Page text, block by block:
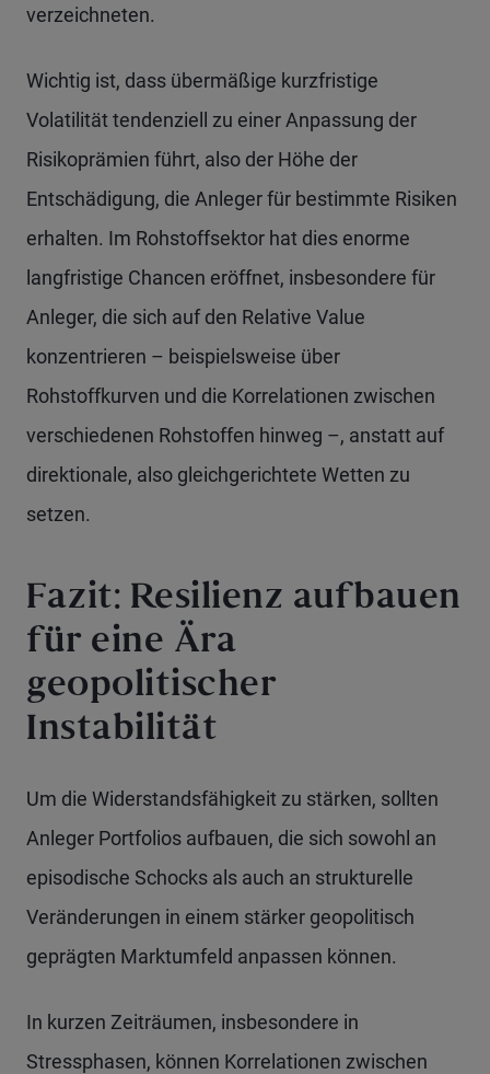
verzeichneten.
Wichtig ist, dass übermäßige kurzfristige
Volatilität tendenziell zu einer Anpassung der
Risikoprämien führt, also der Höhe der
Entschädigung, die Anleger für bestimmte Risiken
erhalten. Im Rohstoffsektor hat dies enorme
langfristige Chancen eröffnet, insbesondere für
Anleger, die sich auf den Relative Value
konzentrieren – beispielsweise über
Rohstoffkurven und die Korrelationen zwischen
verschiedenen Rohstoffen hinweg –, anstatt auf
direktionale, also gleichgerichtete Wetten zu
setzen.
Fazit: Resilienz aufbauen
für eine Ära
geopolitischer
Instabilität
Um die Widerstandsfähigkeit zu stärken, sollten
Anleger Portfolios aufbauen, die sich sowohl an
episodische Schocks als auch an strukturelle
Veränderungen in einem stärker geopolitisch
geprägten Marktumfeld anpassen können.
In kurzen Zeiträumen, insbesondere in
Stressphasen, können Korrelationen zwischen